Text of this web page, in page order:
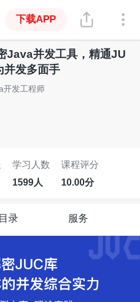
下载APP
Java并发工具，精通JU
并发多面手
开发工程师
学习人数
1599人
课程评分
10.00分
目录 服务